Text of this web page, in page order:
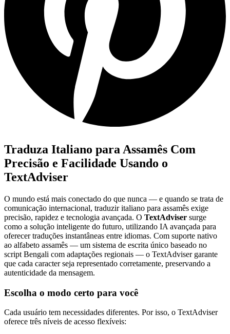
Traduza Italiano para Assamês Com
Precisão e Facilidade Usando o
TextAdviser
O mundo está mais conectado do que nunca — e quando se trata de
comunicação internacional, traduzir italiano para assamês exige
precisão, rapidez e tecnologia avançada. O TextAdviser surge
como a solução inteligente do futuro, utilizando IA avançada para
oferecer traduções instantâneas entre idiomas. Com suporte nativo
ao alfabeto assamês — um sistema de escrita único baseado no
script Bengali com adaptações regionais — o TextAdviser garante
que cada caracter seja representado corretamente, preservando a
autenticidade da mensagem.
Escolha o modo certo para você
Cada usuário tem necessidades diferentes. Por isso, o TextAdviser
oferece três níveis de acesso flexíveis: